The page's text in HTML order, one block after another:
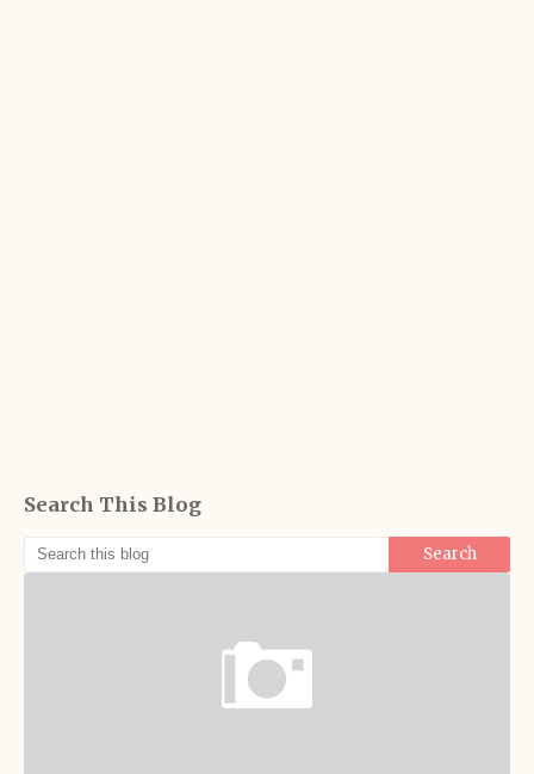
Search This Blog